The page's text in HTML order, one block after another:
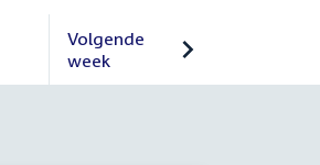
Volgende
week
Volgende